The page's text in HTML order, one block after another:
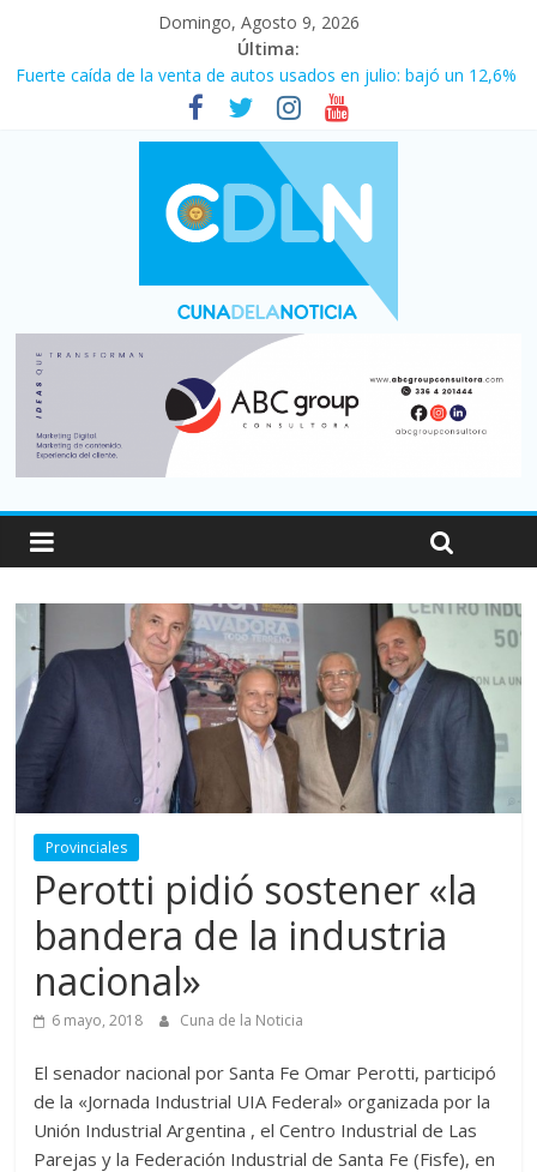
Domingo, Agosto 9, 2026
Última:
Vacaciones de invierno con más movimiento y consumo
turístico: 4,6 millones de personas viajaron por el país, un 5,9%
Fuerte caída de la venta de autos usados en julio: bajó un 12,6%
El agro argentino logró un récord histórico de exportaciones en
el primer semestre de 2026
La morosidad alcanzó su nivel más alto en dos décadas y ya
Desde que asumió Milei cerraron 41.000 kioscos: el sector
Provinciales
Perotti pidió sostener «la
bandera de la industria
nacional»
6 mayo, 2018 Cuna de la Noticia
El senador nacional por Santa Fe Omar Perotti, participó
de la «Jornada Industrial UIA Federal» organizada por la
Unión Industrial Argentina , el Centro Industrial de Las
Parejas y la Federación Industrial de Santa Fe (Fisfe), en